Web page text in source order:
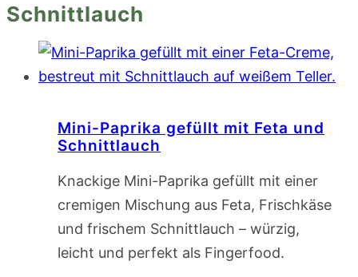
Schnittlauch
Mini-Paprika gefüllt mit Feta und
Schnittlauch
Knackige Mini-Paprika gefüllt mit einer
cremigen Mischung aus Feta, Frischkäse
und frischem Schnittlauch – würzig,
leicht und perfekt als Fingerfood.